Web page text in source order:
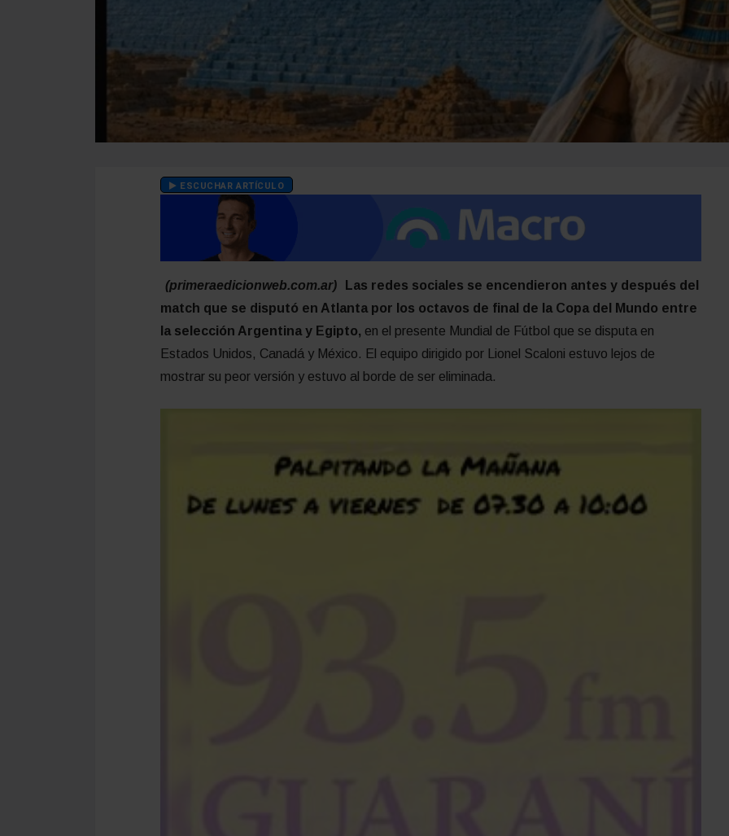
ESCUCHAR ARTÍCULO
(primeraedicionweb.com.ar)
Las redes sociales se encendieron antes y después del
match que se disputó en Atlanta por los octavos de final de la Copa del Mundo entre
la selección Argentina y Egipto, en el presente Mundial de Fútbol que se disputa en
Estados Unidos, Canadá y México. El equipo dirigido por Lionel Scaloni estuvo lejos de
mostrar su peor versión y estuvo al borde de ser eliminada.